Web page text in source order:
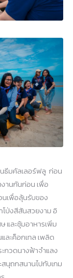
ธีมคัลเลอร์ฟลู ก่อน
งานกันก่อน เพื่อ
เพื่อลุ้นรับของ
ป่งสีสันสวยงาม อิ
และซุ้มอาหารเพิ่ม
ละค็อกเทล เพลิด
กวดนางฟ้าจำแลง
นุถกสนานไปกับเกม